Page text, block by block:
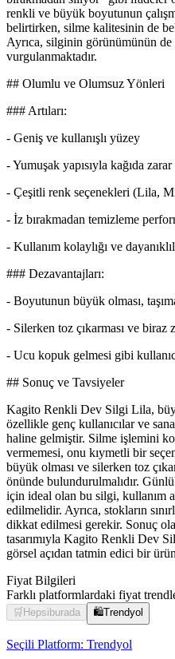
renkli ve büyük boyutunun
belirtirken, silme kalitesinin de
Ayrıca, silginin görünümünün de
vurgulanmaktadır.
## Olumlu ve Olumsuz Yönleri
### Artıları:
- Geniş ve kullanışlı yüzey
- Yumuşak yapısıyla kağıda
- Çeşitli renk seçenekleri (Lila,
- İz bırakmadan temizleme
- Kullanım kolaylığı ve
### Dezavantajları:
- Boyutunun büyük olması,
- Silerken toz çıkarması ve biraz
- Ucu kopuk gelmesi gibi
## Sonuç ve Tavsiyeler
Kagito Renkli Dev Silgi Lila,
özellikle genç kullanıcılar ve
haline gelmiştir. Silme işlemini
vermemesi, onu kıymetli bir
büyük olması ve silerken toz
önünde bulundurulmalıdır.
için ideal olan bu silgi, kullanım
edilmelidir. Ayrıca, stokların
dikkat edilmesi gerekir. Sonuç
tasarımıyla Kagito Renkli Dev
görsel açıdan tatmin edici bir
Fiyat Bilgileri
Farklı platformlardaki fiyat
🛒 Hepsiburada 🛍️Trendyol
Seçili Platform: Trendyol